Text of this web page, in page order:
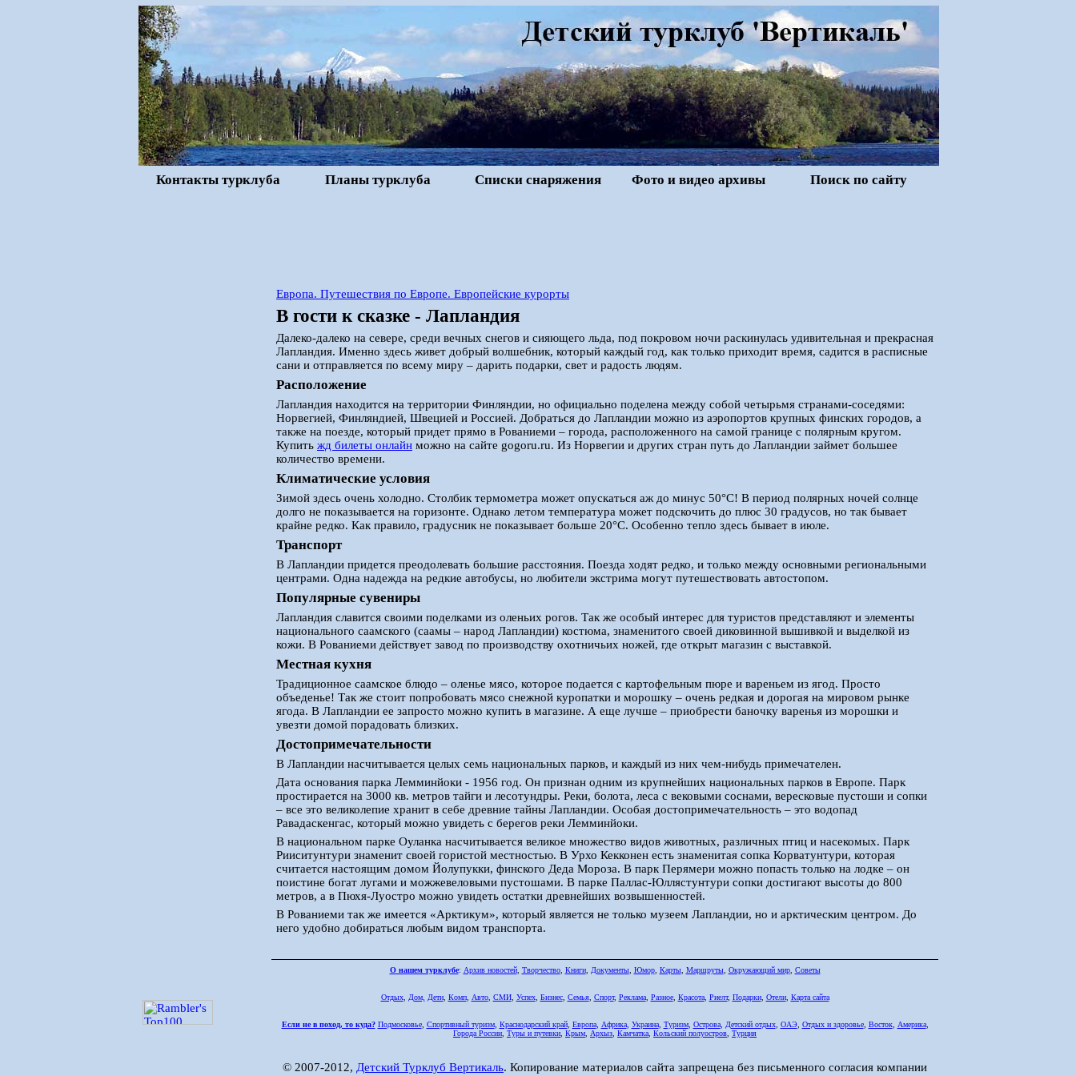
Контакты турклуба Планы турклуба Списки снаряжения Фото и видео архивы Поиск по сайту
Европа. Путешествия по Европе. Европейские курорты
В гости к сказке - Лапландия
Далеко-далеко на севере, среди вечных снегов и сияющего льда, под покровом ночи раскинулась удивительная и прекрасная
Лапландия. Именно здесь живет добрый волшебник, который каждый год, как только приходит время, садится в расписные
сани и отправляется по всему миру – дарить подарки, свет и радость людям.
Расположение
Лапландия находится на территории Финляндии, но официально поделена между собой четырьмя странами-соседями:
Норвегией, Финляндией, Швецией и Россией. Добраться до Лапландии можно из аэропортов крупных финских городов, а
также на поезде, который придет прямо в Рованиеми – города, расположенного на самой границе с полярным кругом.
Купить жд билеты онлайн можно на сайте gogoru.ru. Из Норвегии и других стран путь до Лапландии займет большее
количество времени.
Климатические условия
Зимой здесь очень холодно. Столбик термометра может опускаться аж до минус 50°C! В период полярных ночей солнце
долго не показывается на горизонте. Однако летом температура может подскочить до плюс 30 градусов, но так бывает
крайне редко. Как правило, градусник не показывает больше 20°C. Особенно тепло здесь бывает в июле.
Транспорт
В Лапландии придется преодолевать большие расстояния. Поезда ходят редко, и только между основными региональными
центрами. Одна надежда на редкие автобусы, но любители экстрима могут путешествовать автостопом.
Популярные сувениры
Лапландия славится своими поделками из оленьих рогов. Так же особый интерес для туристов представляют и элементы
национального саамского (саамы – народ Лапландии) костюма, знаменитого своей диковинной вышивкой и выделкой из
кожи. В Рованиеми действует завод по производству охотничьих ножей, где открыт магазин с выставкой.
Местная кухня
Традиционное саамское блюдо – оленье мясо, которое подается с картофельным пюре и вареньем из ягод. Просто
объеденье! Так же стоит попробовать мясо снежной куропатки и морошку – очень редкая и дорогая на мировом рынке
ягода. В Лапландии ее запросто можно купить в магазине. А еще лучше – приобрести баночку варенья из морошки и
увезти домой порадовать близких.
Достопримечательности
В Лапландии насчитывается целых семь национальных парков, и каждый из них чем-нибудь примечателен.
Дата основания парка Лемминйоки - 1956 год. Он признан одним из крупнейших национальных парков в Европе. Парк
простирается на 3000 кв. метров тайги и лесотундры. Реки, болота, леса с вековыми соснами, вересковые пустоши и сопки
– все это великолепие хранит в себе древние тайны Лапландии. Особая достопримечательность – это водопад
Равадаскенгас, который можно увидеть с берегов реки Лемминйоки.
В национальном парке Оуланка насчитывается великое множество видов животных, различных птиц и насекомых. Парк
Рииситунтури знаменит своей гористой местностью. В Урхо Кекконен есть знаменитая сопка Корватунтури, которая
считается настоящим домом Йолупукки, финского Деда Мороза. В парк Перямери можно попасть только на лодке – он
поистине богат лугами и можжевеловыми пустошами. В парке Паллас-Юллястунтури сопки достигают высоты до 800
метров, а в Пюхя-Луостро можно увидеть остатки древнейших возвышенностей.
В Рованиеми так же имеется «Арктикум», который является не только музеем Лапландии, но и арктическим центром. До
него удобно добираться любым видом транспорта.
О нашем турклубе: Архив новостей, Творчество, Книги, Документы, Юмор, Карты, Маршруты, Окружающий мир, Советы
Отдых, Дом, Дети, Комп, Авто, СМИ, Успех, Бизнес, Семья, Спорт, Реклама, Разное, Красота, Риелт, Подарки, Отели, Карта сайта
Если не в поход, то куда? Подмосковье, Спортивный туризм, Краснодарский край, Европа, Африка, Украина, Туризм, Острова, Детский отдых, ОАЭ, Отдых и здоровье, Восток, Америка,
Города России Туры и путевки Крым Архыз Камчатка Кольский полуостров Турция
© 2007-2012, Детский Турклуб Вертикаль. Копирование материалов сайта запрещена без письменного согласия компании